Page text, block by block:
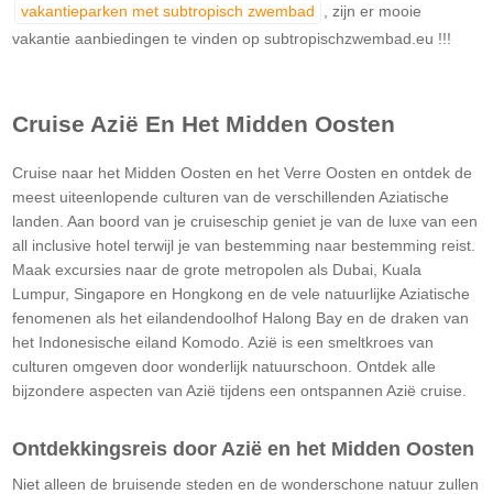
vakantieparken met subtropisch zwembad
, zijn er mooie
vakantie aanbiedingen te vinden op subtropischzwembad.eu !!!
Cruise Azië En Het Midden Oosten
Cruise naar het Midden Oosten en het Verre Oosten en ontdek de
meest uiteenlopende culturen van de verschillenden Aziatische
landen. Aan boord van je cruiseschip geniet je van de luxe van een
all inclusive hotel terwijl je van bestemming naar bestemming reist.
Maak excursies naar de grote metropolen als Dubai, Kuala
Lumpur, Singapore en Hongkong en de vele natuurlijke Aziatische
fenomenen als het eilandendoolhof Halong Bay en de draken van
het Indonesische eiland Komodo. Azië is een smeltkroes van
culturen omgeven door wonderlijk natuurschoon. Ontdek alle
bijzondere aspecten van Azië tijdens een ontspannen Azië cruise.
Ontdekkingsreis door Azië en het Midden Oosten
Niet alleen de bruisende steden en de wonderschone natuur zullen